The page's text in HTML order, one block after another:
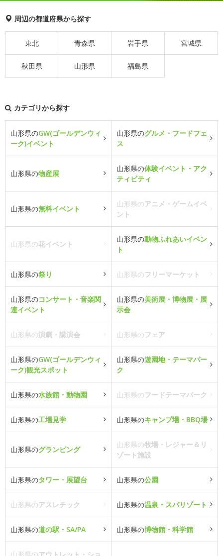
周辺の都道府県から探す
東北 青森県 岩手県 宮城県
秋田県 山形県 福島県
カテゴリから探す
山形県のGW(ゴールデンウィ
ーク)イベント
山形県のグルメ・フードフェ
ス
山形県の物産展
山形県の体験イベント・アク
ティビティ
山形県の無料イベント
山形県のアニメ・ゲームイベ
ント
山形県の花イベント
山形県の動物ふれあいイベン
ト
山形県の祭り 山形県のフリーマーケット
山形県のコンサート・音楽関
連イベント
山形県の美術展・博物展・展
示会
山形県の演劇・講演会 山形県のフェア
山形県のGW(ゴールデンウィ
ーク)観光スポット
山形県の遊園地・テーマパー
ク
山形県の水族館・動物園 山形県のフードテーマパーク
山形県の工場見学 山形県のキャンプ場・BBQ場
山形県のグランピング
山形県の牧場・レジャー＆リ
ゾート施設
山形県のタワー・展望台 山形県の公園
山形県のアスレチック 山形県の温泉・スパリゾート
山形県の道の駅・SA/PA 山形県の博物館・科学館
山形県のアウトレット・ショ